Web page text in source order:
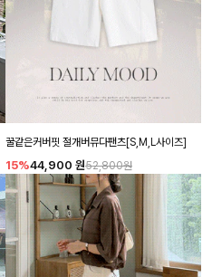
꿀같은커버핏 절개버뮤다팬츠[S,M,L사이즈]
15%44,900 원52,800원